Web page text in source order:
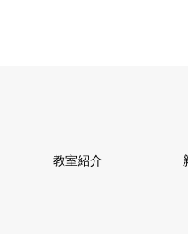
教室紹介